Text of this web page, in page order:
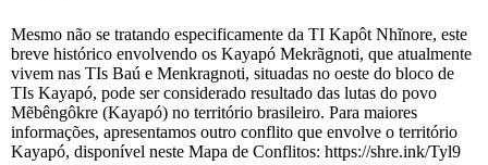
Mesmo não se tratando especificamente da TI Kapôt Nhĩnore, este
breve histórico envolvendo os Kayapó Mekrãgnoti, que atualmente
vivem nas TIs Baú e Menkragnoti, situadas no oeste do bloco de
TIs Kayapó, pode ser considerado resultado das lutas do povo
Mẽbêngôkre (Kayapó) no território brasileiro. Para maiores
informações, apresentamos outro conflito que envolve o território
Kayapó, disponível neste Mapa de Conflitos: https://shre.ink/Tyl9